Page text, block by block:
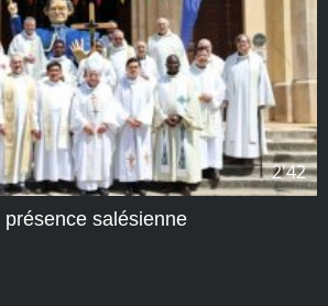
2'42
salésienne